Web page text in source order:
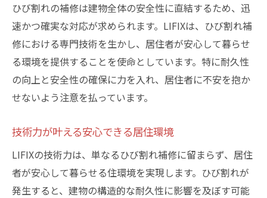
ひび割れの補修は建物全体の安全性に直結するため、迅
速かつ確実な対応が求められます。LIFIXは、ひび割れ補
修における専門技術を生かし、居住者が安心して暮らせ
る環境を提供することを使命としています。特に耐久性
の向上と安全性の確保に力を入れ、居住者に不安を抱か
せないよう注意を払っています。
技術力が叶える安心できる居住環境
LIFIXの技術力は、単なるひび割れ補修に留まらず、居住
者が安心して暮らせる住環境を実現します。ひび割れが
発生すると、建物の構造的な耐久性に影響を及ぼす可能